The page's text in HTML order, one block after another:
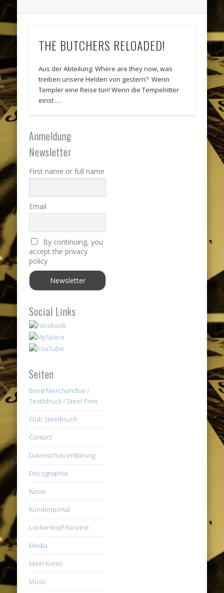
THE BUTCHERS RELOADED!
Aus der Abteilung: Where are they now, was
treiben unsere Helden von gestern? Wenn
Templer eine Reise tun! Wenn die Tempelritter
einst …
Anmeldung
Newsletter
First name or full name
Email
By continuing, you
accept the privacy
policy
Social Links
Seiten
Band Merchandise /
Textildruck / Steel Print
Club Steelbruch
Contact
Datenschutzerklärung
Discographie
Kasse
Kundenportal
Lockenkopf Fanzine
Media
Mein Konto
Music